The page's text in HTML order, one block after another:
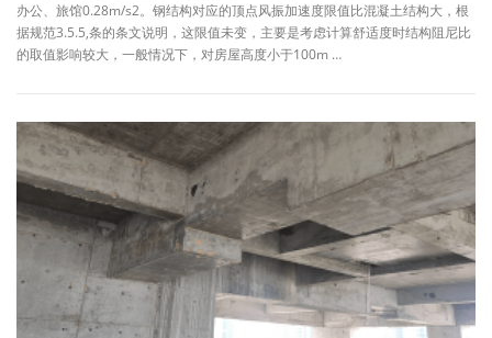
办公、旅馆0.28m/s2。钢结构对应的顶点风振加速度限值比混凝土结构大，根
据规范3.5.5,条的条文说明，这限值未变，主要是考虑计算舒适度时结构阻尼比
的取值影响较大，一般情况下，对房屋高度小于100m …